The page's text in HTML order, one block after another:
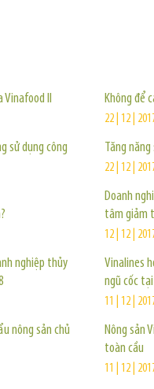
Vinafood II
sử dụng công
nghiệp thủy
nông sản chủ
Không để
22 | 12 |
Tăng
22 | 12 |
Doanh
tâm giảm
12 | 12 |
Vinalines
ngũ cốc
11 | 12 |
Nông sản
toàn cầu
11 | 12 |